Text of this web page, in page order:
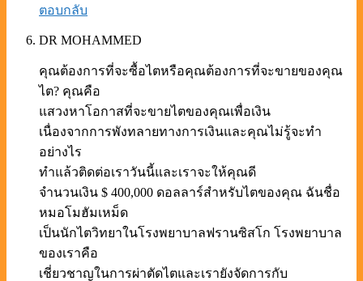
ตอบกลับ
DR MOHAMMED
คุณต้องการที่จะซื้อไตหรือคุณต้องการที่จะขายของคุณ
ไต? คุณคือ
แสวงหาโอกาสที่จะขายไตของคุณเพื่อเงิน
เนื่องจากการพังทลายทางการเงินและคุณไม่รู้จะทำ
อย่างไร
ทำแล้วติดต่อเราวันนี้และเราจะให้คุณดี
จำนวนเงิน $ 400,000 ดอลลาร์สำหรับไตของคุณ ฉันชื่อ
หมอโมฮัมเหม็ด
เป็นนักไตวิทยาในโรงพยาบาลฟรานซิสโก โรงพยาบาล
ของเราคือ
เชี่ยวชาญในการผ่าตัดไตและเรายังจัดการกับ